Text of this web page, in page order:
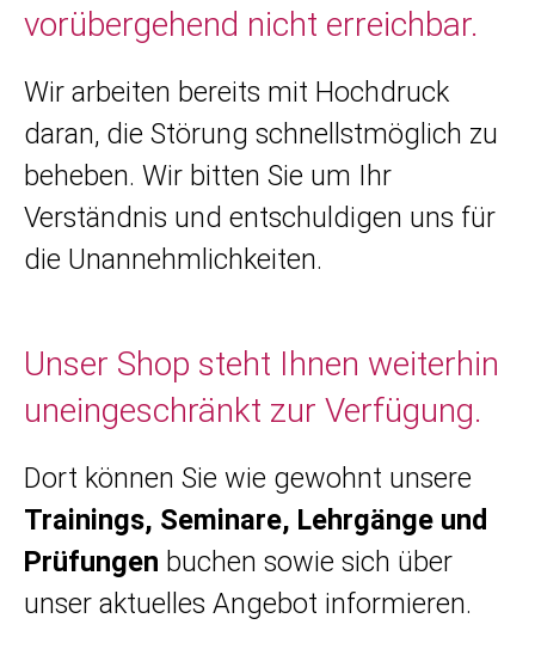
vorübergehend nicht erreichbar.
Wir arbeiten bereits mit Hochdruck
daran, die Störung schnellstmöglich zu
beheben. Wir bitten Sie um Ihr
Verständnis und entschuldigen uns für
die Unannehmlichkeiten.
Unser Shop steht Ihnen weiterhin
uneingeschränkt zur Verfügung.
Dort können Sie wie gewohnt unsere
Trainings, Seminare, Lehrgänge und
Prüfungen buchen sowie sich über
unser aktuelles Angebot informieren.